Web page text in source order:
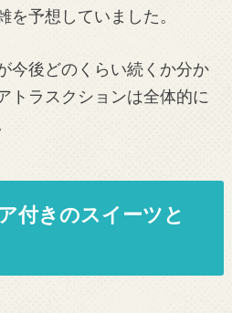
予想していました。
今後どのくらい続くか分か
トラスクションは全体的に
付きのスイーツと